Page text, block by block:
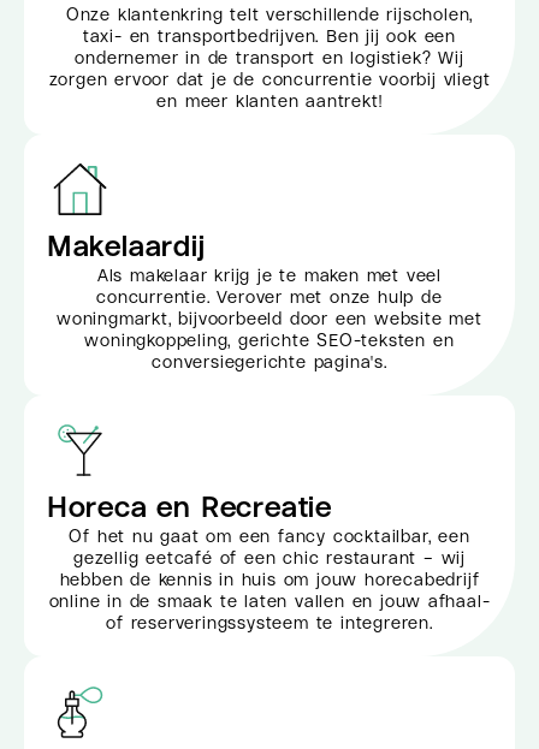
Onze klantenkring telt verschillende rijscholen,
taxi- en transportbedrijven. Ben jij ook een
ondernemer in de transport en logistiek? Wij
zorgen ervoor dat je de concurrentie voorbij vliegt
en meer klanten aantrekt!
Makelaardij
Als makelaar krijg je te maken met veel
concurrentie. Verover met onze hulp de
woningmarkt, bijvoorbeeld door een website met
woningkoppeling, gerichte SEO-teksten en
conversiegerichte pagina's.
Horeca en Recreatie
Of het nu gaat om een fancy cocktailbar, een
gezellig eetcafé of een chic restaurant – wij
hebben de kennis in huis om jouw horecabedrijf
online in de smaak te laten vallen en jouw afhaal-
of reserveringssysteem te integreren.